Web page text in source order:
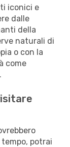
iconici e
dalle
della
naturali di
o con la
come
potrai